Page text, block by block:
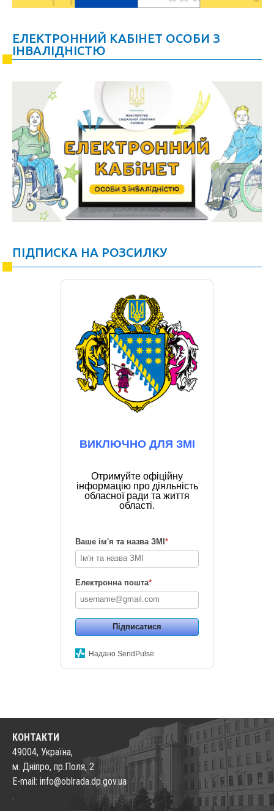
ЕЛЕКТРОННИЙ КАБІНЕТ ОСОБИ З
ІНВАЛІДНІСТЮ
ПІДПИСКА НА РОЗСИЛКУ
ВИКЛЮЧНО ДЛЯ ЗМІ
Отримуйте офіційну
інформацію про діяльність
обласної ради та життя
області.
Ваше ім'я та назва ЗМІ*
Електронна пошта*
Підписатися
Надано SendPulse
КОНТАКТИ
49004, Україна,
м. Дніпро, пр.Поля, 2
E-mail: info@oblrada.dp.gov.ua
.